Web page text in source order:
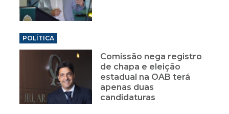
POLÍTICA
Comissão nega registro
de chapa e eleição
estadual na OAB terá
apenas duas
candidaturas